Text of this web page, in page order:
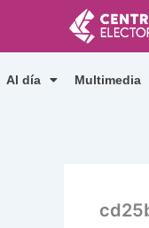
contenido
Al día Multimedia